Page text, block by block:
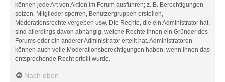
können jede Art von Aktion im Forum ausführen; z. B. Berechtigungen
setzen, Mitglieder sperren, Benutzergruppen erstellen,
Moderationsrechte vergeben usw. Die Rechte, die ein Administrator hat,
sind allerdings davon abhängig, welche Rechte ihnen ein Gründer des
Forums oder ein anderer Administrator erteilt hat. Administratoren
können auch volle Moderationsberechtigungen haben, wenn ihnen das
entsprechende Recht erteilt wurde.
Nach oben